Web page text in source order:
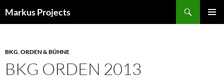
Inhalt
Markus Projects
BKG,ORDEN & BÜHNE
BKG ORDEN 2013